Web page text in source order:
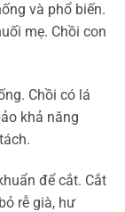
và phổ biến.
mẹ. Chồi con
Chồi có lá
khả năng
để cắt. Cắt
rễ già, hư